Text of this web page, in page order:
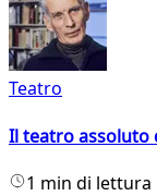
Teatro
Il teatro assoluto
1 min di lettura